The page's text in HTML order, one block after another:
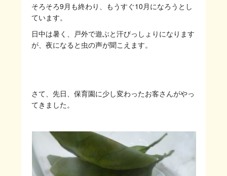
そろそろ9月も終わり、もうすぐ10月になろうとし
ています。
日中は暑く、戸外で遊ぶと汗びっしょりになります
が、夜になると虫の声が聞こえます。
さて、先日、保育園に少し変わったお客さんがやっ
てきました。